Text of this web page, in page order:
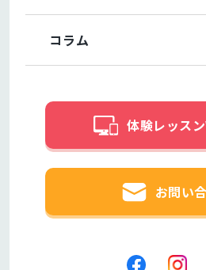
コラム
体験レッス
お問い